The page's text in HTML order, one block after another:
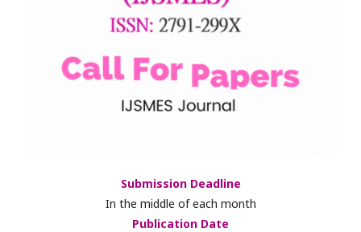
Submission Deadline
In the middle of each month
Publication Date